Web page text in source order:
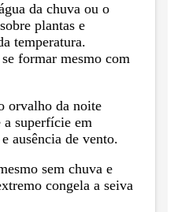
da chuva ou o
plantas e
temperatura.
formar mesmo com
orvalho da noite
a superfície em
ausência de vento.
sem chuva e
congela a seiva